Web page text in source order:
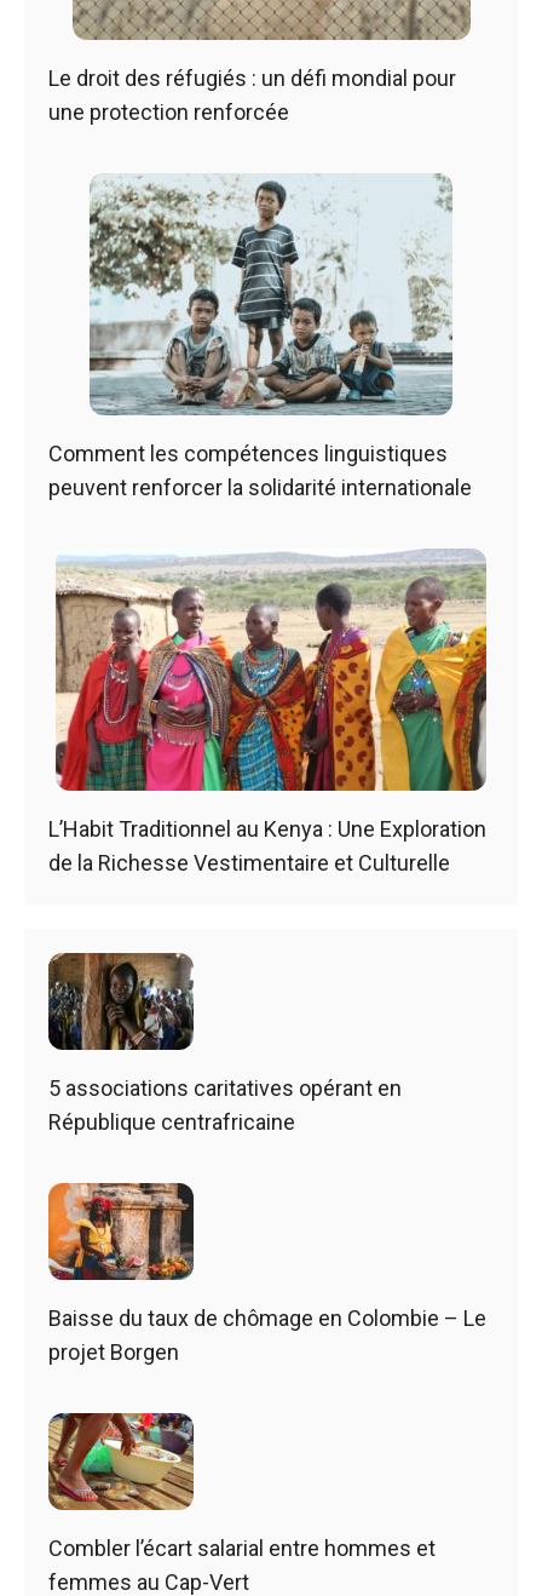
Le droit des réfugiés : un défi mondial pour
une protection renforcée
Comment les compétences linguistiques
peuvent renforcer la solidarité internationale
L’Habit Traditionnel au Kenya : Une Exploration
de la Richesse Vestimentaire et Culturelle
5 associations caritatives opérant en
République centrafricaine
Baisse du taux de chômage en Colombie – Le
projet Borgen
Combler l’écart salarial entre hommes et
femmes au Cap-Vert